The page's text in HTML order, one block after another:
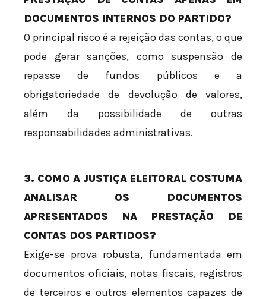
DOCUMENTOS INTERNOS DO PARTIDO?
O principal risco é a rejeição das contas, o que
pode gerar sanções, como suspensão de
repasse de fundos públicos e a
obrigatoriedade de devolução de valores,
além da possibilidade de outras
responsabilidades administrativas.
3. COMO A JUSTIÇA ELEITORAL COSTUMA
ANALISAR OS DOCUMENTOS
APRESENTADOS NA PRESTAÇÃO DE
CONTAS DOS PARTIDOS?
Exige-se prova robusta, fundamentada em
documentos oficiais, notas fiscais, registros
de terceiros e outros elementos capazes de